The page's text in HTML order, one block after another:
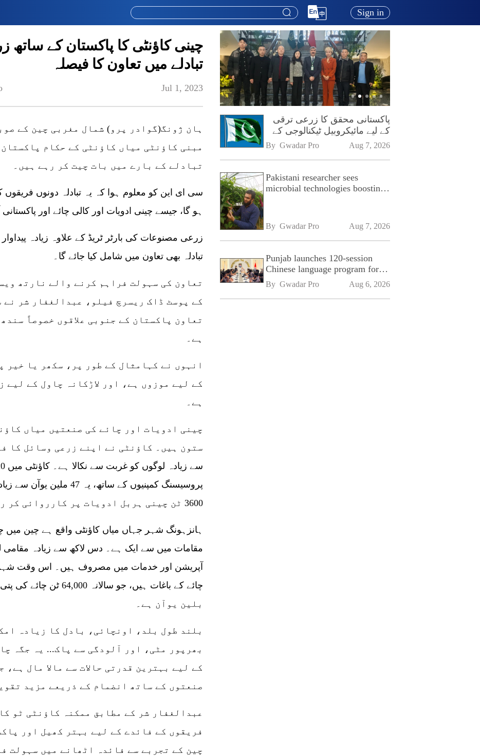
Sign in
چینی کاؤنٹی کا پاکستان کے
تبادلے میں تعاون کا فیصلہ
Jul 1, 2023
ہان ژونگ(گوادر پرو) شمال مغربی چین کے
مبنی کاؤنٹی میاں کاؤنٹی کے حکام
تبادلے کے بارے میں بات چیت کر رہے ہیں۔
ہو گا، جیسے چینی ادویات اور کالی چائے اور
زرعی مصنوعات کی بارٹر ٹریڈ کے علاوہ زیادہ
تبادلہ بھی تعاون میں شامل کیا جائے گا۔
تعاون کی سہولت فراہم کرنے والے نارتھ
کے پوسٹ ڈاک ریسرچ فیلو، عبدالغفار شر
تعاون پاکستان کے جنوبی علاقوں خصوصاً
ہے۔
انہوں نے کہامثال کے طور پر، سکھر یا خیر
کے لیے موزوں ہے، اور لاڑکانہ چاول کے لیے
ہے۔
چینی ادویات اور چائے کی صنعتیں میاں
پروسیسنگ کمپنیوں کے ساتھ،
3600 ٹن چینی ہربل ادویات پر کارروائی کر رہی ہے۔
ہانزہونگ شہر جہاں میاں کاؤنٹی واقع ہے چین میں
مقامات میں سے ایک ہے۔ دس لاکھ سے زیادہ مقامی
بلین یوآن ہے۔
بلند طول بلد، اونچائی، بادل کا زیادہ
بھرپور مٹی، اور آلودگی سے پاک... یہ جگہ
کے لیے بہترین قدرتی حالات سے مالا مال
صنعتوں کے ساتھ انضمام کے ذریعے مزید
عبدالغفار شر کے مطابق ممکنہ کاؤنٹی ٹو
فریقوں کے فائدے کے لیے بہتر کھیل اور
چین کے تجربے سے فائدہ اٹھانے میں سہولت
پاکستانی محقق کا زرعی ترقی
کے لیے مائیکروبیل ٹیکنالوجی کے
فروغ پر زور
By Gwadar Pro Aug 7, 2026
Pakistani researcher sees
microbial technologies boosting
By Gwadar Pro Aug 7, 2026
Punjab launches 120-session
Chinese language program for
SPU
By Gwadar Pro Aug 6, 2026